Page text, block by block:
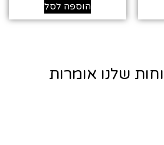
הוספה לסל
שלנו אומרות